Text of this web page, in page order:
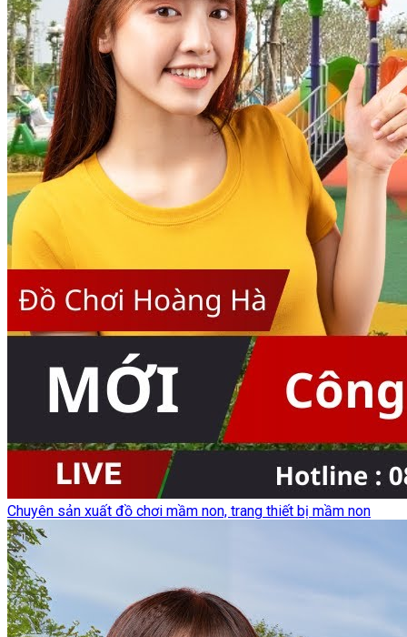
Chuyên sản xuất đồ chơi mầm non, trang thiết bị mầm non